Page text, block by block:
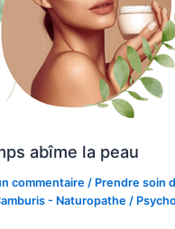
abîme la peau
commentaire / Prendre soin
- Naturopathe /